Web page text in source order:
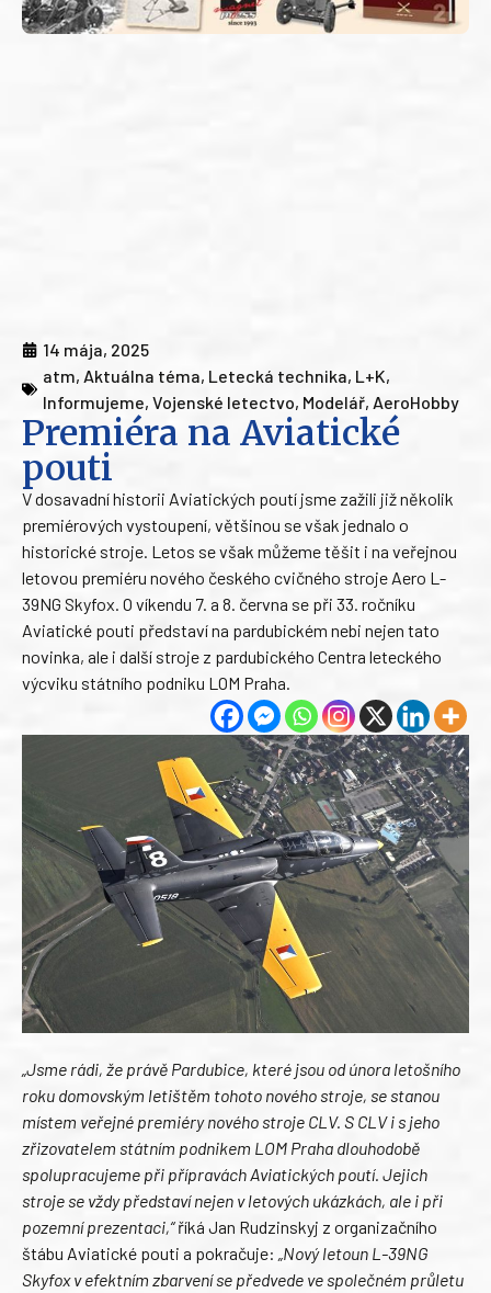
14 mája, 2025
atm, Aktuálna téma, Letecká technika, L+K,
Informujeme, Vojenské letectvo, Modelář, AeroHobby
Premiéra na Aviatické
pouti
V dosavadní historii Aviatických poutí jsme zažili již několik
premiérových vystoupení, většinou se však jednalo o
historické stroje. Letos se však můžeme těšit i na veřejnou
letovou premiéru nového českého cvičného stroje Aero L-
39NG Skyfox. O víkendu 7. a 8. června se při 33. ročníku
Aviatické pouti představí na pardubickém nebi nejen tato
novinka, ale i další stroje z pardubického Centra leteckého
výcviku státního podniku LOM Praha.
„Jsme rádi, že právě Pardubice, které jsou od února letošního
roku domovským letištěm tohoto nového stroje, se stanou
místem veřejné premiéry nového stroje CLV. S CLV i s jeho
zřizovatelem státním podnikem LOM Praha dlouhodobě
spolupracujeme při přípravách Aviatických poutí. Jejich
stroje se vždy představí nejen v letových ukázkách, ale i při
pozemní prezentaci,“říká Jan Rudzinskyj z organizačního
štábu Aviatické pouti a pokračuje: „Nový letoun L-39NG
Skyfox v efektním zbarvení se předvede ve společném průletu